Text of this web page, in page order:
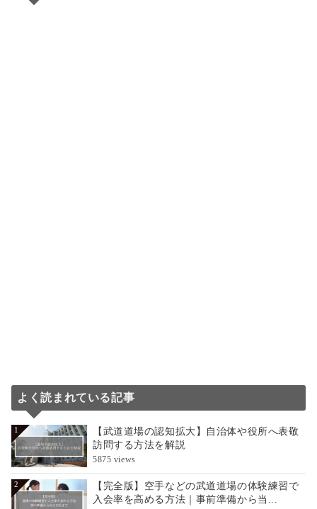
よく読まれている記事
1
【武道道場の認知拡大】自治体や役所へ表敬
訪問する方法を解説
5875 views
2
【完全版】空手などの武道道場の体験練習で
入会率を高める方法｜事前準備から当...